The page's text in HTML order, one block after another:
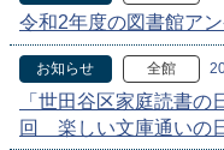
令和2年度の図書館ア
お知らせ 全館
「世田谷区家庭読書
回 楽しい文庫通いの